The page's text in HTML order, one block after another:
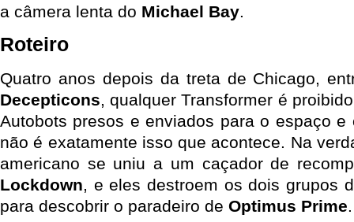
a câmera lenta do Michael Bay.
Roteiro
Quatro anos depois da treta de Chicago,
Decepticons, qualquer Transformer é
Autobots presos e enviados para o espaço e
não é exatamente isso que acontece. Na
americano se uniu a um caçador de
Lockdown, e eles destroem os dois grupos
para descobrir o paradeiro de Optimus Prime.